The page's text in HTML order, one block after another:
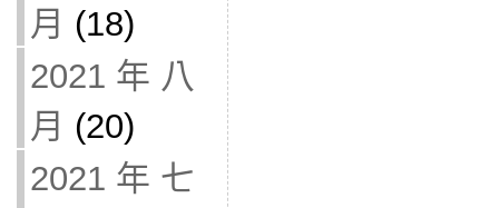
月 (18)
2021 年 八
月 (20)
2021 年 七